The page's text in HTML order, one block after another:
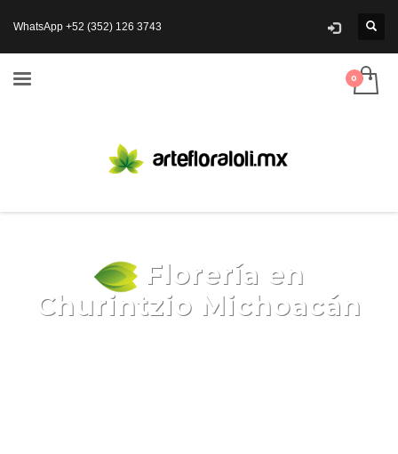
WhatsApp +52 (352) 126 3743
Florería en
Churintzio Michoacán